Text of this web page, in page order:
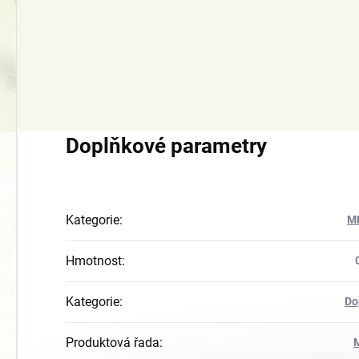
Doplňkové parametry
Kategorie:
Hmotnost:
Kategorie:
Produktová řada: